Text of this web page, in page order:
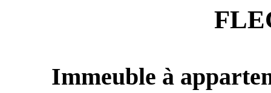
Immeuble à